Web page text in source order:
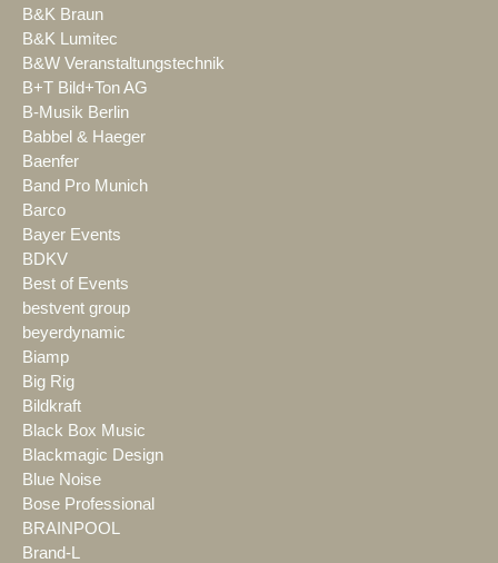
B&K Braun
B&K Lumitec
B&W Veranstaltungstechnik
B+T Bild+Ton AG
B-Musik Berlin
Babbel & Haeger
Baenfer
Band Pro Munich
Barco
Bayer Events
BDKV
Best of Events
bestvent group
beyerdynamic
Biamp
Big Rig
Bildkraft
Black Box Music
Blackmagic Design
Blue Noise
Bose Professional
BRAINPOOL
Brand-L